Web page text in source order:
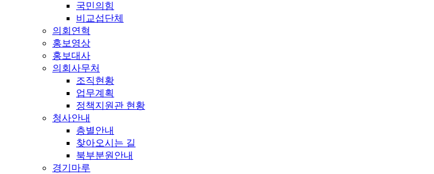
국민의힘
비교섭단체
의회연혁
홍보영상
홍보대사
의회사무처
조직현황
업무계획
정책지원관 현황
청사안내
층별안내
찾아오시는 길
북부분원안내
경기마루